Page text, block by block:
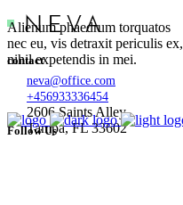
Alienum phaedrum torquatos
nec eu, vis detraxit periculis ex,
nihil expetendis in mei.
contact
neva@office.com
+456933336454
2606 Saints Alley
Tampa, FL 33602
Follow Us